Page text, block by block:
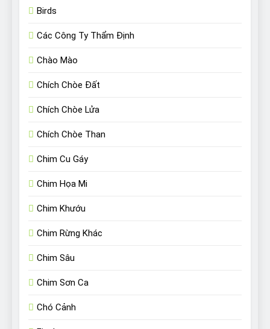
Birds
Các Công Ty Thẩm Định
Chào Mào
Chích Chòe Đất
Chích Chòe Lửa
Chích Chòe Than
Chim Cu Gáy
Chim Họa Mi
Chim Khướu
Chim Rừng Khác
Chim Sâu
Chim Sơn Ca
Chó Cảnh